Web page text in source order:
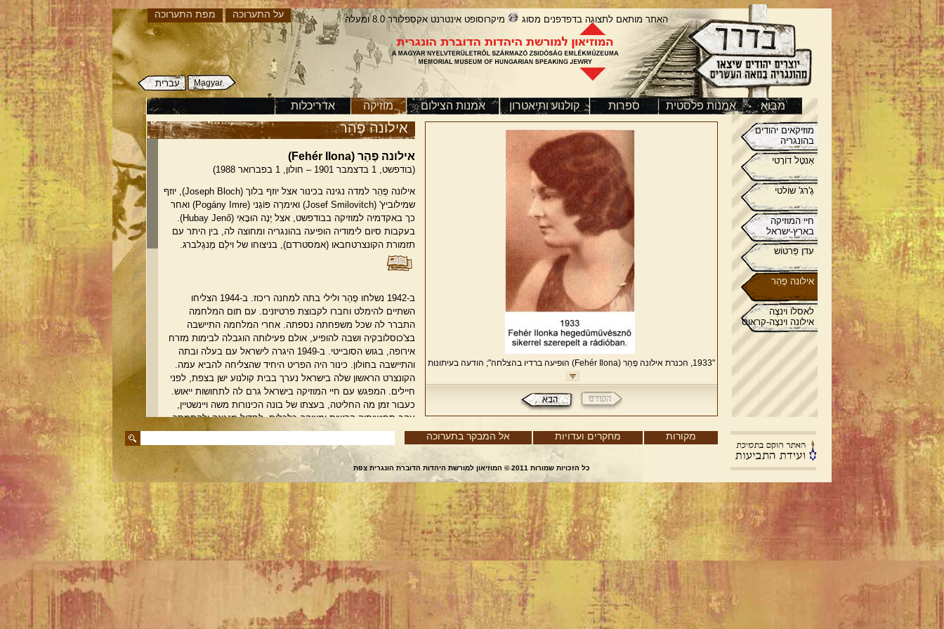
על התערוכה מפת התערוכה האתר מותאם לתצוגה בדפדפנים מסוג מיקרוסופט אינטרנט אקספלורר 8.0 ומעלה
עברית Magyar
מבוא אמנות פלסטית ספרות קולנוע ותיאטרון אמנות הצילום מוזיקה אדריכלות
מוזיקאים יהודים
בהונגריה
אַנטָל דוֹרָטי
גֶ'רג' שוֹלטי
חיי המוזיקה
בארץ-ישראל
עדן פַּרטוֹש
אילונה פֶהֵר
לאסלוֹ וינצֶה
אילונה וינצֶה-קראוס
"1933, הכנרת אילונה פֶהֵר (Fehér Ilona) הופיעה ברדיו בהצלחה"; הודעה בעיתונות
בבודפשט
אילונה פֶהֵר
אילונה פֶהֵר (Fehér Ilona)
(בודפשט, 1 בדצמבר 1901 – חולון, 1 בפברואר 1988)
אילונה פֶהֵר למדה נגינה בכינור אצל יוזף בלוך ,(Joseph Bloch) יוזף
שמילוביץ' (Josef Smilovitch) ואימרֶה פּוֹגָני (Pogány Imre) ואחר
כך באקדמיה למוזיקה בבודפשט, אצל יֶנֶה הוּבָּאִי (Hubay Jenő)
.
בעקבות סיום לימודיה הופיעה בהונגריה ומחוצה לה, בין היתר עם
תזמורת הקונצרטחבאו (אמסטרדם), בניצוחו של וילֶם מֶנגֶלברג.
ב-1942 נשלחו פֶהֵר ולילי בתה למחנה ריכוז. ב-1944 הצליחו
השתיים להימלט וחברו לקבוצת פרטיזנים. עם תום המלחמה
התברר לה שכל משפחתה נספתה. אחרי המלחמה התיישבה
בצ'כוסלובקיה ושבה להופיע, אולם פעילותה הוגבלה לבימות מזרח
אירופה, בגוש הסובייטי. ב-1949 היגרה לישראל עם בעלה ובתה
והתיישבה בחולון. כינור היה הפריט היחיד שהצליחה להביא עמה.
הקונצרט הראשון שלה בישראל נערך בבית קולנוע ישן בצפת, לפני
חיילים. המפגש עם חיי המוזיקה בישראל גרם לה לתחושות ייאוש.
כעבור זמן מה החליטה, בעצתו של בונה הכינורות משה ויינשטיין,
עקב תחושותיה הקשות ומצוקה כלכלית, לחדול מנגינה ולהתמסר
להוראת כינור.
כמורה הייתה מאחרוני נציגיה של מורשת הכנרות של מרכז אירופה,
שנציגיה הבולטים היו יוֹזֶ'ף יוזף יואכים
(Joachim József Joseph)
ויֶנֶה הוּבָּאִי. שמה הלך לפניה כמורה כריזמטית, מחוננת, קפדנית
ורבת השראה, אנושית, מסורה לתלמידיה ומלאת חוש הומור. במשך
שנות פעילותה כפדגוגית נמנו עם תלמידיה רבים שנעשו במרוצת
הזמן לנגנים מצטיינים וידועים, בהם שמואל אשכנזי, פנחס צוקרמן,
שלמה מינץ, חגי שחם, רון אפרת ויהונתן בֶּריק, וכן יואל לוי, לימים
מנצחה של תזמורת אטלנטה.
מקורות מחקרים ועדויות אל המבקר בתערוכה
כל הזכויות שמורות 2011 © המוזיאון למורשת היהדות הדוברת הונגרית צפת